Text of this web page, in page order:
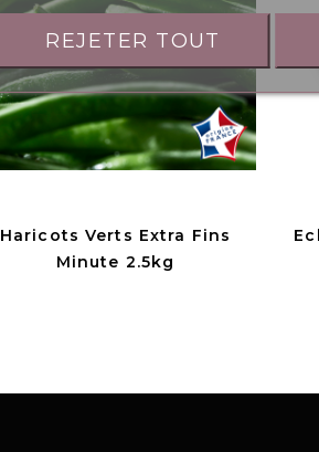
Haricots Verts Extra Fins
Minute 2.5kg
REJETER TOUT